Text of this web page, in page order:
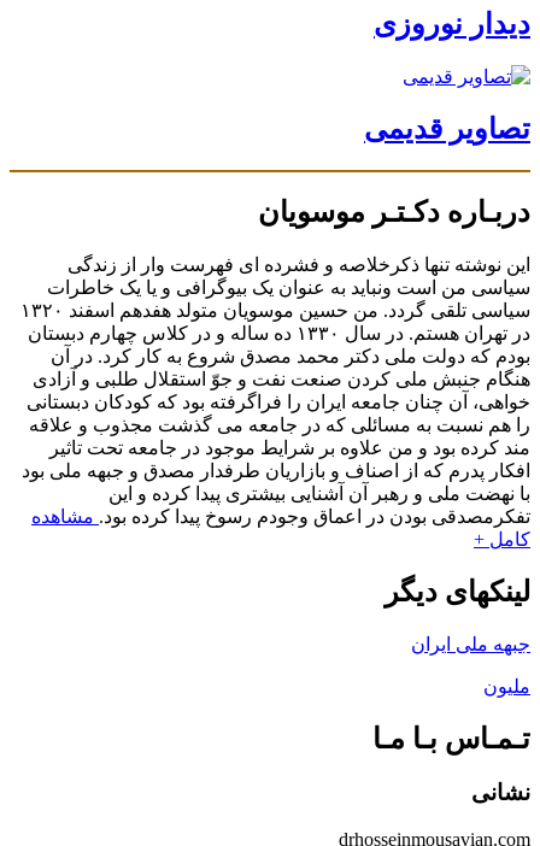
دیدار نوروزی
تصاویر قدیمی
دربـاره دکـتـر موسویان
این نوشته تنها ذکرخلاصه و فشرده ای فهرست وار از زندگی
سیاسی من است ونباید به عنوان یک بیوگرافی و یا یک خاطرات
سیاسی تلقی گردد. من حسین موسویان متولد هفدهم اسفند ۱۳۲۰
در تهران هستم. در سال ۱۳۳۰ ده ساله و در کلاس چهارم دبستان
بودم که دولت ملی دکتر محمد مصدق شروع به کار کرد. در آن
هنگام جنبش ملی کردن صنعت نفت و جوّ استقلال طلبی و آزادی
خواهی، آن چنان جامعه ایران را فراگرفته بود که کودکان دبستانی
را هم نسبت به مسائلی که در جامعه می گذشت مجذوب و علاقه
مند کرده بود و من علاوه بر شرایط موجود در جامعه تحت تاثیر
افکار پدرم که از اصناف و بازاریان طرفدار مصدق و جبهه ملی بود
با نهضت ملی و رهبر آن آشنایی بیشتری پیدا کرده و این
تفکرمصدقی بودن در اعماق وجودم رسوخ پیدا کرده بود. مشاهده
کامل +
لینکهای دیگر
جبهه ملی ایران
ملیون
تـمـاس بـا مـا
نشانی
drhosseinmousavian.com